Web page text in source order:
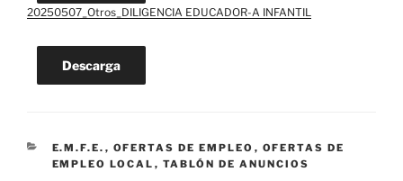
20250507_Otros_DILIGENCIA EDUCADOR-A INFANTIL
Descarga
CATEGORÍAS
E.M.F.E. , OFERTAS DE EMPLEO , OFERTAS DE
EMPLEO LOCAL , TABLÓN DE ANUNCIOS